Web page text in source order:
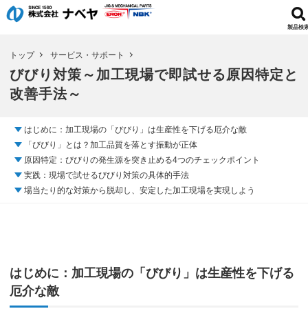
製品検
トップ サービス・サポート
びびり対策～加工現場で即試せる原因特定と
改善手法～
はじめに：加工現場の「びびり」は生産性を下げる厄介な敵
「びびり」とは？加工品質を落とす振動が正体
原因特定：びびりの発生源を突き止める4つのチェックポイント
実践：現場で試せるびびり対策の具体的手法
場当たり的な対策から脱却し、安定した加工現場を実現しよう
はじめに：加工現場の「びびり」は生産性を下げる
厄介な敵